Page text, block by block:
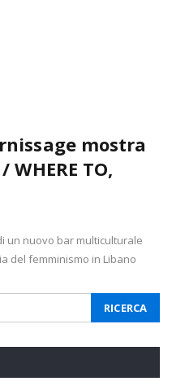
mostra
un nuovo bar multiculturale
del femminismo in Libano